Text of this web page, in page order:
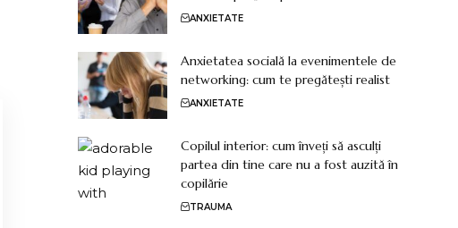
ANXIETATE
Anxietatea socială la evenimentele de
networking: cum te pregătești realist
ANXIETATE
Copilul interior: cum înveți să asculți
partea din tine care nu a fost auzită în
copilărie
TRAUMA